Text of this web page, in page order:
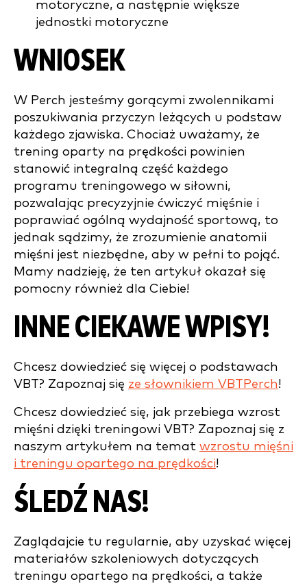
motoryczne, a następnie większe
jednostki motoryczne
WNIOSEK
W Perch jesteśmy gorącymi zwolennikami
poszukiwania przyczyn leżących u podstaw
każdego zjawiska. Chociaż uważamy, że
trening oparty na prędkości powinien
stanowić integralną część każdego
programu treningowego w siłowni,
pozwalając precyzyjnie ćwiczyć mięśnie i
poprawiać ogólną wydajność sportową, to
jednak sądzimy, że zrozumienie anatomii
mięśni jest niezbędne, aby w pełni to pojąć.
Mamy nadzieję, że ten artykuł okazał się
pomocny również dla Ciebie!
INNE CIEKAWE WPISY!
Chcesz dowiedzieć się więcej o podstawach
VBT? Zapoznaj się ze słownikiem VBTPerch!
Chcesz dowiedzieć się, jak przebiega wzrost
mięśni dzięki treningowi VBT? Zapoznaj się z
naszym artykułem na temat wzrostu mięśni
i treningu opartego na prędkości!
ŚLEDŹ NAS!
Zaglądajcie tu regularnie, aby uzyskać więcej
materiałów szkoleniowych dotyczących
treningu opartego na prędkości, a także